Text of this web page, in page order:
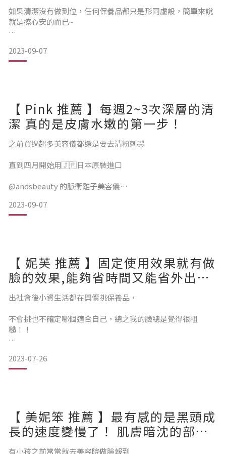
環境中的各種物質，像是空氣中的花粉、塵蟎、
動物毛屑，以及各類污染物，
都有可能刺激皮膚，引發過敏反應。
如果清潔沒有做到位，任何保養品都只是形同虛設，簡單來說
就是擦心安的而已~
要有多好的效果！
收」，
只有毛孔乾淨了，保養品才能有效的被吸收啊！！！
保養品擦心安、敷臉敷心安，好像有擦保養品就等於保養？
一直以來我自認為對毛孔清潔已經做的算不錯
2023-09-07
【 Pink 推薦 】每週2~3次深層的清
潔 真的是皮膚水嫩的第一步！
之前買過超多美容儀都還是要去清粉刺🤣
直到四月開始用🇯🇵日本原裝進口
@andsbeauty 的脈衝離子美容儀
每週使用兩次
脈衝電流深層清潔、導入
到現在膚況超穩定
真的有由內而外的光澤感✨
原本以為卸妝之後毛孔就乾淨了
沒想到離子機利用髒污帶正電、離子機導出模式帶負電
2023-09-07
【 妮芙 推薦 】固定使用效果就有做
臉的效果,能夠省時間又能省外出保
養的錢 ！
出社會後小資生活都在開價挑保養品，
不會挑也不確定哪個適合自己，總之我的臉總是覺得很粗
糙！！
沒有辦法單獨出門，素顏看起來很糟糕，
有次我上網就讓我找到可以符合「忙碌媽媽」、「居家」、
2023-07-26
【 美妮笨 推薦 】最有感的是黑頭成
長的速度變慢了！ 肌膚暗沈的部分
也沒有這麼明顯 ！
有小孩之前常常就去美容院做臉報到